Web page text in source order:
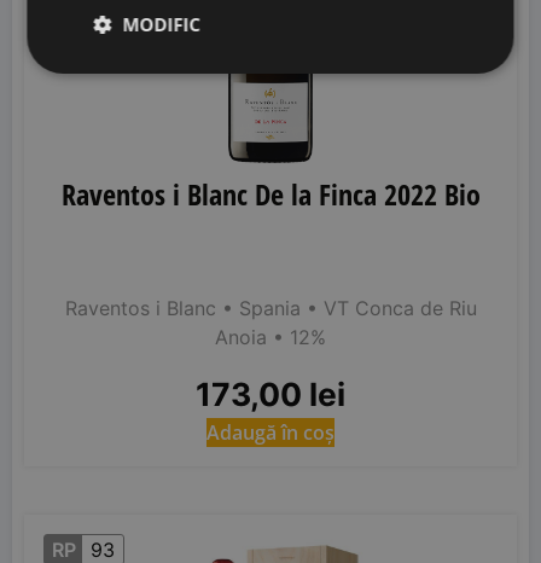
Raventos i Blanc De la Finca 2022 Bio
Raventos i Blanc • Spania • VT Conca de Riu
Anoia • 12%
173,00 lei
Adaugă în coș
RP 93
MODIFIC